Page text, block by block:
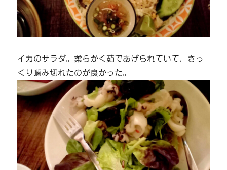
イカのサラダ。柔らかく茹であげられていて、さっ
くり噛み切れたのが良かった。